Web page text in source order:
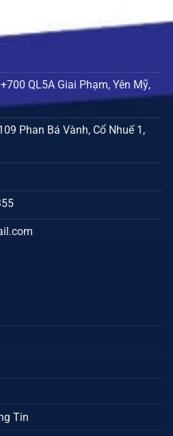
QL5A Giai Phạm, Yên Mỹ,
Phan Bá Vành, Cổ Nhuế 1,
Tin